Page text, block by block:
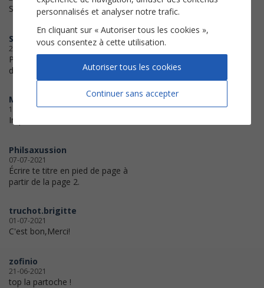
Satisfaisant comme d'habitude.
Sylvain
28-11-2021
Partition parfaitement lisible, ça
devrait me faciliter la lecture. Merci.
Mlyn
11-11-2021
Impeccable
Philsaxussion
07-07-2021
Écrire te titre en pied de page à
partir de la page 2.
truchot.brigitte
01-07-2021
C'est bon,Merci!
zofinio
21-06-2021
top la partoche !
personnalisés et analyser notre trafic.
En cliquant sur « Autoriser tous les cookies »,
vous consentez à cette utilisation.
Continuer sans accepter
Autoriser tous les cookies